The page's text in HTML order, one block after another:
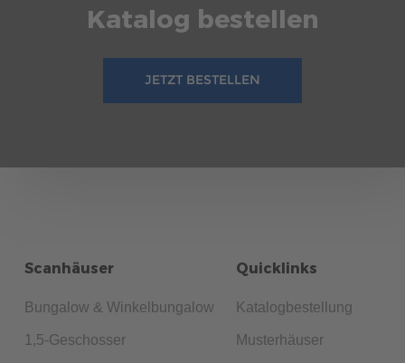
Katalog bestellen
JETZT BESTELLEN
Scanhäuser
Bungalow & Winkelbungalow
1,5-Geschosser
Quicklinks
Katalogbestellung
Musterhäuser